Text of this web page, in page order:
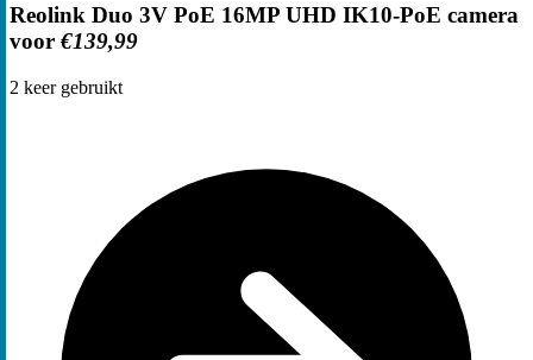
Reolink Duo 3V PoE 16MP UHD IK10-PoE camera
voor €139,99
2 keer gebruikt